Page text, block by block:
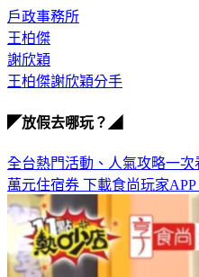
戶政事務所
王柏傑
謝欣穎
王柏傑謝欣穎分手
◤放假去哪玩？◢
全台熱門活動、人氣攻略一次
萬元住宿券 下載食尚玩家